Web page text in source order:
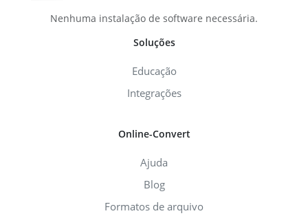
Nenhuma instalação de software necessária.
Soluções
Educação
Integrações
Online-Convert
Ajuda
Blog
Formatos de arquivo